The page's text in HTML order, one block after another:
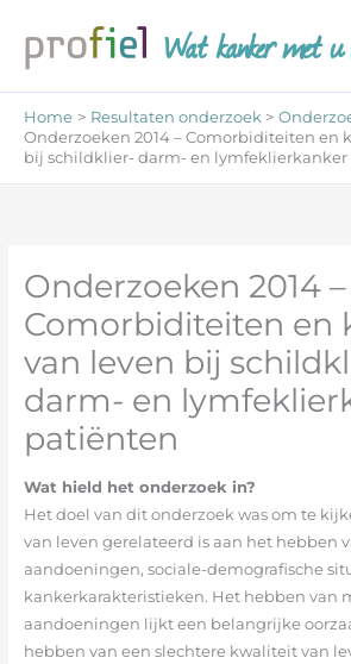
naar
inhoud
Wat kanker met u
Home Resultaten onderzoek
Onderzoeken 2014 – Comorbiditeiten en
bij schildklier- darm- en
Onderzoeken 2014 –
Comorbiditeiten en
van leven bij
darm- en
patiënten
Wat hield het onderzoek in?
Het doel van dit onderzoek was om te
van leven gerelateerd is aan het hebben
aandoeningen, sociale-demografische
kankerkarakteristieken. Het hebben van
aandoeningen lijkt een belangrijke
hebben van een slechtere kwaliteit van